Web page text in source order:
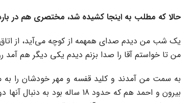
حالا که مطلب به اینجا کشیده شد، مختصری هم در
یک شب من دیدم صدای همهمه از کوچه می‌آید، از اتاق
من تا خواستم آقا را صدا بزنم دیدم یکی دیگر هم آمد
به سمت من آمدند و کلید قفسه و مهر خودشان را به
بیرون و احمد هم که حدود